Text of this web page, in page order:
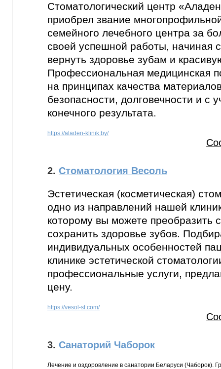
Стоматологический центр
приобрел звание
семейного лечебного центра за
своей успешной работы, начиная
вернуть здоровье зубам и
Профессиональная медицинская
на принципах качества
безопасности, долговечности и с
конечного результата.
https://aladen-klinik.by/
2. Стоматология Весоль
Эстетическая (косметическая)
одно из направлений нашей
которому вы можете преобразить
сохранить здоровье зубов.
индивидуальных особенностей
клинике эстетической
профессиональные услуги,
цену.
https://vesol-st.com/
3. Санаторий Чаборок
Лечение и оздоровление в санатории Беларуси (Чаборок).